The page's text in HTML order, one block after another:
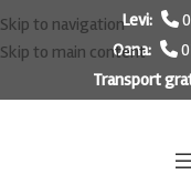
Skip to navigation
Skip to main content
Levi:
Oana:
Transport